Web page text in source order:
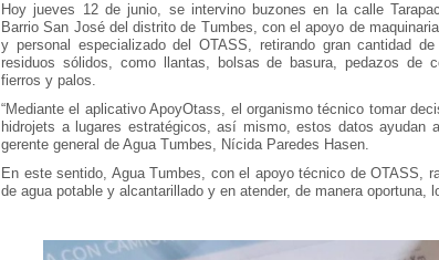
Hoy jueves 12 de junio, se intervino buzones en la calle
Barrio San José del distrito de Tumbes, con el apoyo de
y personal especializado del OTASS, retirando gran cantidad de
residuos sólidos, como llantas, bolsas de basura, pedazos de
fierros y palos.
“Mediante el aplicativo ApoyOtass, el organismo técnico tomar
hidrojets a lugares estratégicos, así mismo, estos datos
gerente general de Agua Tumbes, Nícida Paredes Hasen.
En este sentido, Agua Tumbes, con el apoyo técnico de OTASS,
de agua potable y alcantarillado y en atender, de manera